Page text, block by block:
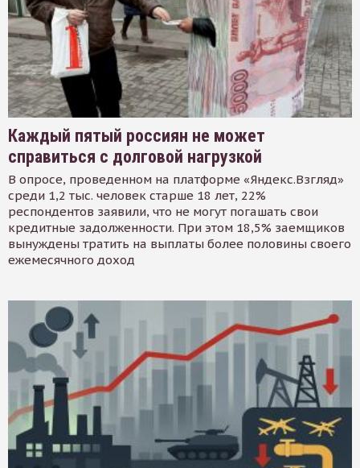
Каждый пятый россиян не может
справиться с долговой нагрузкой
В опросе, проведенном на платформе «Яндекс.Взгляд»
среди 1,2 тыс. человек старше 18 лет, 22%
респондентов заявили, что не могут погашать свои
кредитные задолженности. При этом 18,5% заемщиков
вынуждены тратить на выплаты более половины своего
ежемесячного доход